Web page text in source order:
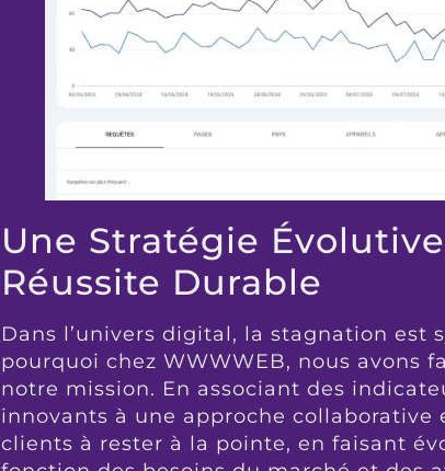
Une Stratégie
Réussite Durable
Dans l’univers digital, la stagnation est
pourquoi chez WWWWEB, nous avons
notre mission. En associant des
innovants à une approche collaborative
clients à rester à la pointe, en faisant